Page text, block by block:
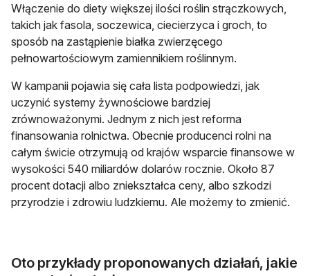
Włączenie do diety większej ilości roślin strączkowych,
takich jak fasola, soczewica, ciecierzyca i groch, to
sposób na zastąpienie białka zwierzęcego
pełnowartościowym zamiennikiem roślinnym.
W kampanii pojawia się cała lista podpowiedzi, jak
uczynić systemy żywnościowe bardziej
zrównoważonymi. Jednym z nich jest reforma
finansowania rolnictwa. Obecnie producenci rolni na
całym świcie otrzymują od krajów wsparcie finansowe w
wysokości 540 miliardów dolarów rocznie. Około 87
procent dotacji albo zniekształca ceny, albo szkodzi
przyrodzie i zdrowiu ludzkiemu. Ale możemy to zmienić.
Oto przykłady proponowanych działań, jakie